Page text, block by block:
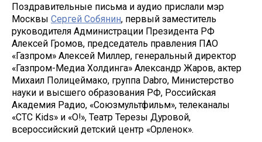
Поздравительные письма и аудио прислали мэр
Москвы Сергей Собянин, первый заместитель
руководителя Администрации Президента РФ
Алексей Громов, председатель правления ПАО
«Газпром» Алексей Миллер, генеральный директор
«Газпром-Медиа Холдинга» Александр Жаров, актер
Михаил Полицеймако, группа Dabro, Министерство
науки и высшего образования РФ, Российская
Академия Радио, «Союзмультфильм», телеканалы
«СТС Kids» и «О!», Театр Терезы Дуровой,
всероссийский детский центр «Орленок».